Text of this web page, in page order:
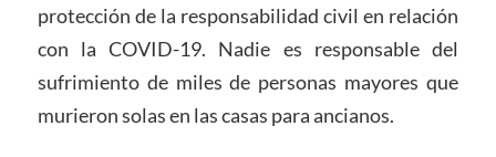
protección de la responsabilidad civil en relación
con la COVID-19. Nadie es responsable del
sufrimiento de miles de personas mayores que
murieron solas en las casas para ancianos.